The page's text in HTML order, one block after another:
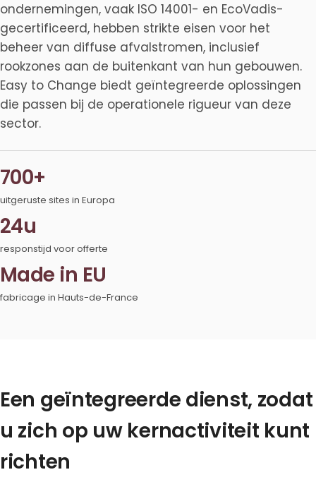
ondernemingen, vaak ISO 14001- en EcoVadis-
gecertificeerd, hebben strikte eisen voor het
beheer van diffuse afvalstromen, inclusief
rookzones aan de buitenkant van hun gebouwen.
Easy to Change biedt geïntegreerde oplossingen
die passen bij de operationele rigueur van deze
sector.
700+
uitgeruste sites in Europa
24u
responstijd voor offerte
Made in EU
fabricage in Hauts-de-France
Een geïntegreerde dienst, zodat
u zich op uw kernactiviteit kunt
richten